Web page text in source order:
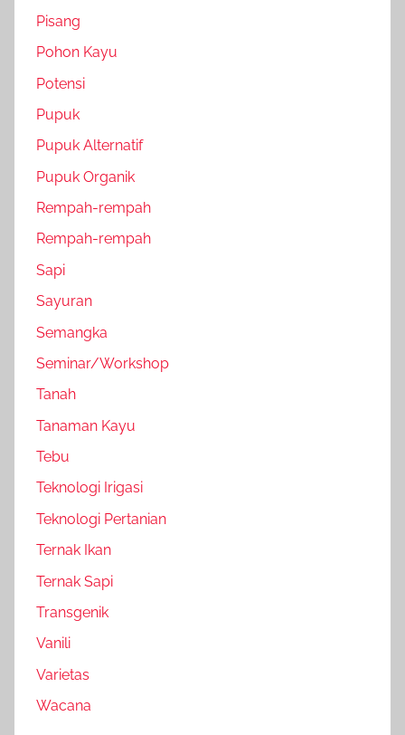
Pisang
Pohon Kayu
Potensi
Pupuk
Pupuk Alternatif
Pupuk Organik
Rempah-rempah
Rempah-rempah
Sapi
Sayuran
Semangka
Seminar/Workshop
Tanah
Tanaman Kayu
Tebu
Teknologi Irigasi
Teknologi Pertanian
Ternak Ikan
Ternak Sapi
Transgenik
Vanili
Varietas
Wacana